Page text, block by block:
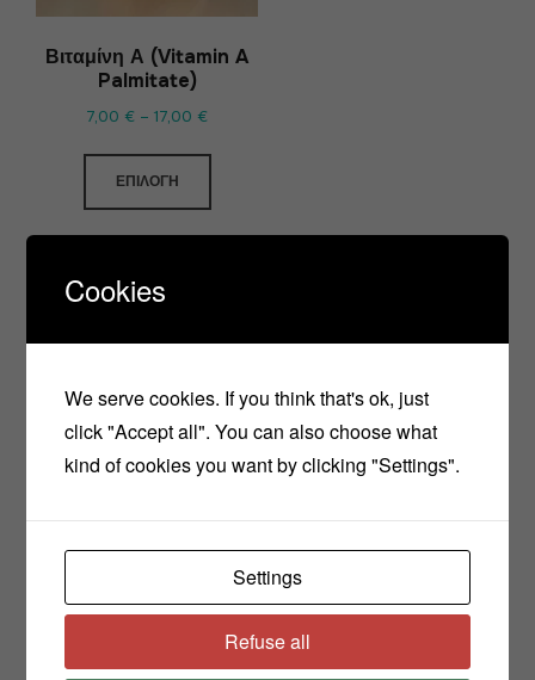
Βιταμίνη Α (Vitamin A
Palmitate)
7,00 € – 17,00 €
ΕΠΙΛΟΓΉ
Cookies
We serve cookies. If you think that's ok, just
click "Accept all". You can also choose what
kind of cookies you want by clicking "Settings".
Settings
Refuse all